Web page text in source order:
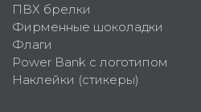
ПВХ брелки
Фирменные шоколадки
Флаги
Power Bank с логотипом
Наклейки (стикеры)